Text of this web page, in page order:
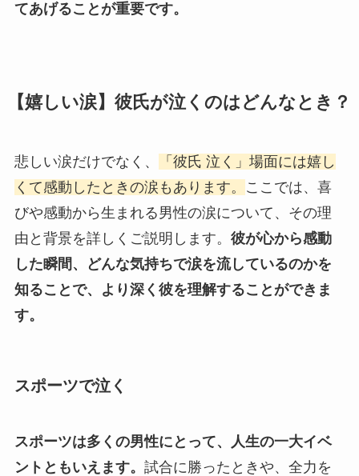
てあげることが重要です。
【嬉しい涙】彼氏が泣くのはどんなとき？
悲しい涙だけでなく、
「彼氏 泣く」場面には嬉し
くて感動したときの涙もあります。
ここでは、喜
びや感動から生まれる男性の涙について、その理
由と背景を詳しくご説明します。 彼が心から感動
した瞬間、どんな気持ちで涙を流しているのかを
知ることで、より深く彼を理解することができま
す。
スポーツで泣く
スポーツは多くの男性にとって、人生の一大イベ
ントともいえます。 試合に勝ったときや、全力を